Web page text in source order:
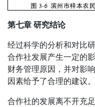
第七章 研究结论
经过科学的分析和对比
合作社发展产生一定的
财务管理原因，并对影
因素给予了合理的建议。
合作社的发展离不开充